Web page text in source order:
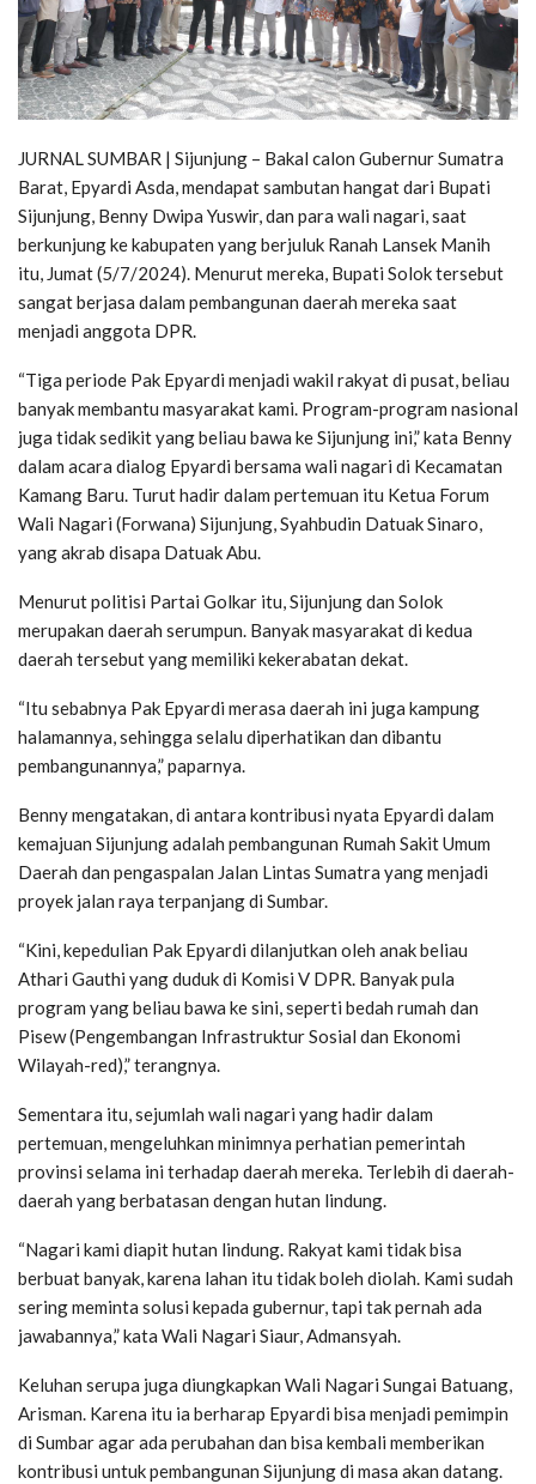
JURNAL SUMBAR | Sijunjung – Bakal calon Gubernur Sumatra
Barat, Epyardi Asda, mendapat sambutan hangat dari Bupati
Sijunjung, Benny Dwipa Yuswir, dan para wali nagari, saat
berkunjung ke kabupaten yang berjuluk Ranah Lansek Manih
itu, Jumat (5/7/2024). Menurut mereka, Bupati Solok tersebut
sangat berjasa dalam pembangunan daerah mereka saat
menjadi anggota DPR.
“Tiga periode Pak Epyardi menjadi wakil rakyat di pusat, beliau
banyak membantu masyarakat kami. Program-program nasional
juga tidak sedikit yang beliau bawa ke Sijunjung ini,” kata Benny
dalam acara dialog Epyardi bersama wali nagari di Kecamatan
Kamang Baru. Turut hadir dalam pertemuan itu Ketua Forum
Wali Nagari (Forwana) Sijunjung, Syahbudin Datuak Sinaro,
yang akrab disapa Datuak Abu.
Menurut politisi Partai Golkar itu, Sijunjung dan Solok
merupakan daerah serumpun. Banyak masyarakat di kedua
daerah tersebut yang memiliki kekerabatan dekat.
“Itu sebabnya Pak Epyardi merasa daerah ini juga kampung
halamannya, sehingga selalu diperhatikan dan dibantu
pembangunannya,” paparnya.
Benny mengatakan, di antara kontribusi nyata Epyardi dalam
kemajuan Sijunjung adalah pembangunan Rumah Sakit Umum
Daerah dan pengaspalan Jalan Lintas Sumatra yang menjadi
proyek jalan raya terpanjang di Sumbar.
“Kini, kepedulian Pak Epyardi dilanjutkan oleh anak beliau
Athari Gauthi yang duduk di Komisi V DPR. Banyak pula
program yang beliau bawa ke sini, seperti bedah rumah dan
Pisew (Pengembangan Infrastruktur Sosial dan Ekonomi
Wilayah-red),” terangnya.
Sementara itu, sejumlah wali nagari yang hadir dalam
pertemuan, mengeluhkan minimnya perhatian pemerintah
provinsi selama ini terhadap daerah mereka. Terlebih di daerah-
daerah yang berbatasan dengan hutan lindung.
“Nagari kami diapit hutan lindung. Rakyat kami tidak bisa
berbuat banyak, karena lahan itu tidak boleh diolah. Kami sudah
sering meminta solusi kepada gubernur, tapi tak pernah ada
jawabannya,” kata Wali Nagari Siaur, Admansyah.
Keluhan serupa juga diungkapkan Wali Nagari Sungai Batuang,
Arisman. Karena itu ia berharap Epyardi bisa menjadi pemimpin
di Sumbar agar ada perubahan dan bisa kembali memberikan
kontribusi untuk pembangunan Sijunjung di masa akan datang.